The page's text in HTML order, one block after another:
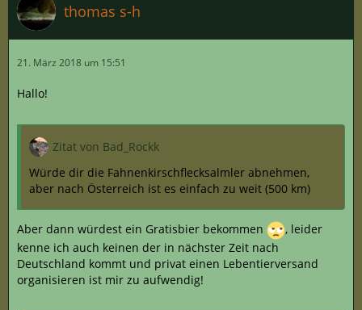
thomas s-h
21. März 2018 um 15:51
Hallo!
Zitat von Bad_Rockk
Würde dir die Fahnenkirschflecksalmler abnehmen,
aber nach Österreich ist es einfach zu weit (500 km)
Aber dann würdest ein Gratisbier bekommen
, leider
kenne ich auch keinen der in nächster Zeit nach
Deutschland kommt und privat einen Lebentierversand
organisieren ist mir zu aufwendig!